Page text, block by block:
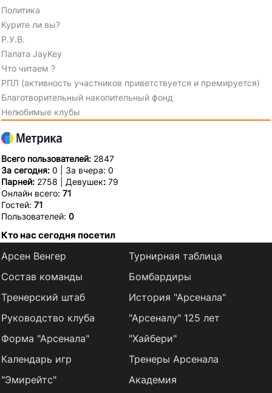
Политика
Курите ли вы?
Р.У.В.
Палата JayKey
Что читаем ?
РПЛ (активность участников приветствуется и премируется)
Благотворительный накопительный фонд
Нелюбимые клубы
Всего пользователей: 2847
За сегодня: 0 | За вчера: 0
Парней: 2758 | Девушек: 79
Онлайн всего: 71
Гостей: 71
Пользователей: 0
Кто нас сегодня посетил
Арсен Венгер
Состав команды
Тренерский штаб
Руководство клуба
Форма "Арсенала"
Календарь игр
Турнирная таблица
Бомбардиры
История "Арсенала"
"Арсеналу" 125 лет
"Хайбери"
Тренеры Арсенала
"Эмирейтс"
Академия